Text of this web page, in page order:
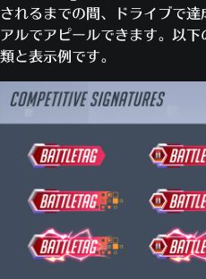
されるまでの間、ドライブで達
アルでアピールできます。以
類と表示例です。